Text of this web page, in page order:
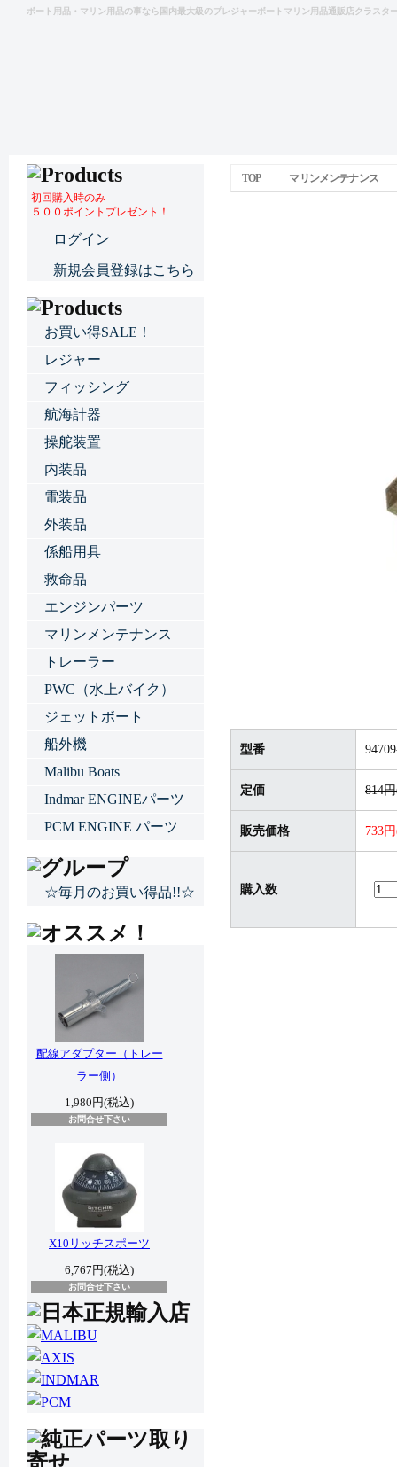
ボート用品・マリン用品の事なら国内最大級のプレジャーボートマリン用品通販店クラスタ
TOP マリンメンテナンス
型番
定価 814
販売価格 733
購入数
初回購入時のみ
５００ポイントプレゼント！
ログイン
新規会員登録はこちら
お買い得SALE！
レジャー
フィッシング
航海計器
操舵装置
内装品
電装品
外装品
係船用具
救命品
エンジンパーツ
マリンメンテナンス
トレーラー
PWC（水上バイク）
ジェットボート
船外機
Malibu Boats
Indmar ENGINEパーツ
PCM ENGINE パーツ
☆毎月のお買い得品!!☆
配線アダプター（トレー
ラー側）
1,980円(税込)
お問合せ下さい
X10リッチスポーツ
6,767円(税込)
お問合せ下さい